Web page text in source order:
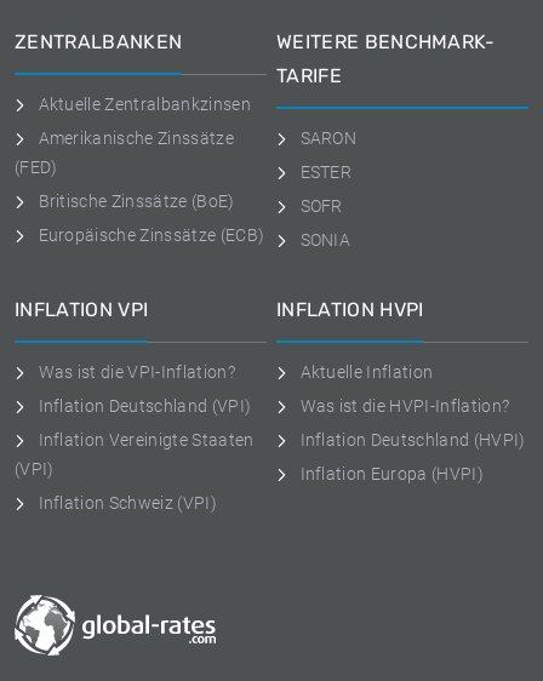
ZENTRALBANKEN
Aktuelle Zentralbankzinsen
Amerikanische Zinssätze
(FED)
Britische Zinssätze (BoE)
Europäische Zinssätze (ECB)
WEITERE BENCHMARK-
TARIFE
SARON
ESTER
SOFR
SONIA
INFLATION VPI
Was ist die VPI-Inflation?
Inflation Deutschland (VPI)
Inflation Vereinigte Staaten
(VPI)
Inflation Schweiz (VPI)
INFLATION HVPI
Aktuelle Inflation
Was ist die HVPI-Inflation?
Inflation Deutschland (HVPI)
Inflation Europa (HVPI)